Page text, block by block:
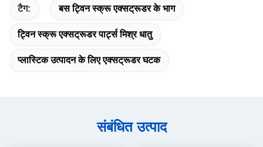
टैग: बस ट्विन स्क्रू एक्सट्रूडर के भाग
ट्विन स्क्रू एक्सट्रूडर पार्ट्स मिश्र धातु
प्लास्टिक उत्पादन के लिए एक्सट्रूडर घटक
संबंधित उत्पाद